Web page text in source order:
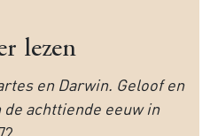
lezen
en Darwin. Geloof en
achttiende eeuw in